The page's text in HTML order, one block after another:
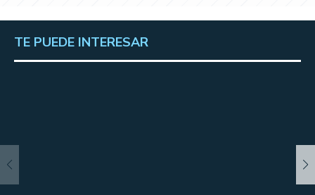
TE PUEDE INTERESAR